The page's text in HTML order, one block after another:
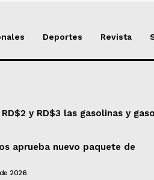
Deportes Revista
y RD$3 las gasolinas y
aprueba nuevo paquete de
2026